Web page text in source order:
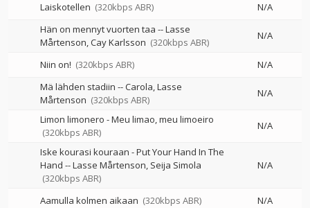
Laiskotellen (320kbps ABR)
N/A
Hän on mennyt vuorten taa --Lasse
Mårtenson Cay Karlsson (320kbps ABR)
N/A
Niin on! (320kbps ABR)
N/A
Mä lähden stadiin --Carola Lasse
Mårtenson (320kbps ABR)
N/A
Limon limonero - Meu limao, meu limoeiro
(320kbps ABR)
N/A
Iske kourasi kouraan - Put Your Hand In The
Hand --Lasse Mårtenson Seija Simola
(320kbps ABR)
N/A
Aamulla kolmen aikaan (320kbps ABR)
N/A